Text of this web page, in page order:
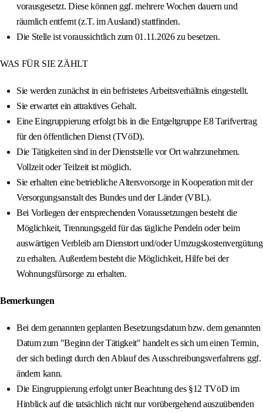
vorausgesetzt. Diese können ggf. mehrere Wochen dauern und
räumlich entfernt (z.T. im Ausland) stattfinden.
Die Stelle ist voraussichtlich zum 01.11.2026 zu besetzen.
WAS FÜR SIE ZÄHLT
Sie werden zunächst in ein befristetes Arbeitsverhältnis eingestellt.
Sie erwartet ein attraktives Gehalt.
Eine Eingruppierung erfolgt bis in die Entgeltgruppe E8 Tarifvertrag
für den öffentlichen Dienst (TVöD).
Die Tätigkeiten sind in der Dienststelle vor Ort wahrzunehmen.
Vollzeit oder Teilzeit ist möglich.
Sie erhalten eine betriebliche Altersvorsorge in Kooperation mit der
Versorgungsanstalt des Bundes und der Länder (VBL).
Bei Vorliegen der entsprechenden Voraussetzungen besteht die
Möglichkeit, Trennungsgeld für das tägliche Pendeln oder beim
auswärtigen Verbleib am Dienstort und/oder Umzugskostenvergütung
zu erhalten. Außerdem besteht die Möglichkeit, Hilfe bei der
Wohnungsfürsorge zu erhalten.
Bemerkungen
Bei dem genannten geplanten Besetzungsdatum bzw. dem genannten
Datum zum "Beginn der Tätigkeit" handelt es sich um einen Termin,
der sich bedingt durch den Ablauf des Ausschreibungsverfahrens ggf.
ändern kann.
Die Eingruppierung erfolgt unter Beachtung des §12 TVöD im
Hinblick auf die tatsächlich nicht nur vorübergehend auszuübenden